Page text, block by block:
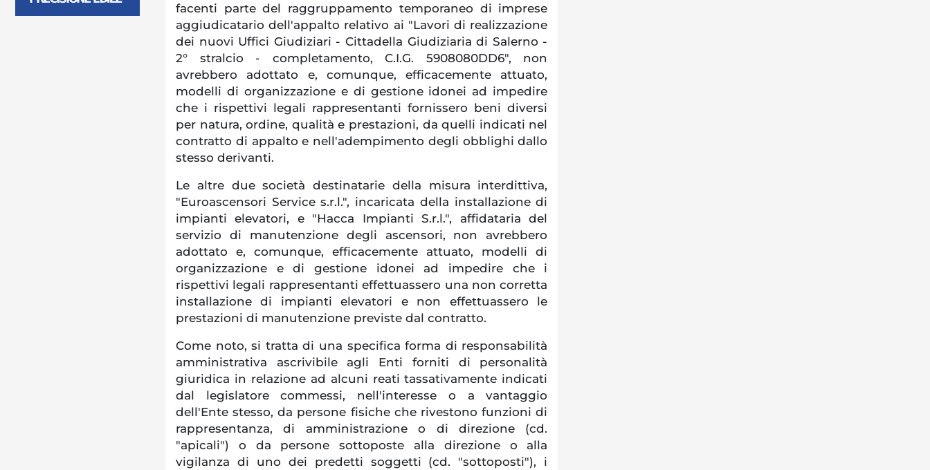
facenti parte del raggruppamento temporaneo di imprese
aggiudicatario dell'appalto relativo ai "Lavori di realizzazione
dei nuovi Uffici Giudiziari - Cittadella Giudiziaria di Salerno -
2° stralcio - completamento, C.I.G. 5908080DD6", non
avrebbero adottato e, comunque, efficacemente attuato,
modelli di organizzazione e di gestione idonei ad impedire
che i rispettivi legali rappresentanti fornissero beni diversi
per natura, ordine, qualità e prestazioni, da quelli indicati nel
contratto di appalto e nell'adempimento degli obblighi dallo
stesso derivanti.
Le altre due società destinatarie della misura interdittiva,
"Euroascensori Service s.r.l.", incaricata della installazione di
impianti elevatori, e "Hacca Impianti S.r.l.", affidataria del
servizio di manutenzione degli ascensori, non avrebbero
adottato e, comunque, efficacemente attuato, modelli di
organizzazione e di gestione idonei ad impedire che i
rispettivi legali rappresentanti effettuassero una non corretta
installazione di impianti elevatori e non effettuassero le
prestazioni di manutenzione previste dal contratto.
Come noto, si tratta di una specifica forma di responsabilità
amministrativa ascrivibile agli Enti forniti di personalità
giuridica in relazione ad alcuni reati tassativamente indicati
dal legislatore commessi, nell'interesse o a vantaggio
dell'Ente stesso, da persone fisiche che rivestono funzioni di
rappresentanza, di amministrazione o di direzione (cd.
"apicali") o da persone sottoposte alla direzione o alla
vigilanza di uno dei predetti soggetti (cd. "sottoposti"), i